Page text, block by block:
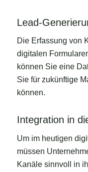
Lead-
Die Erfassung von
digitalen
können Sie eine
Sie für zukünftige
können.
Integration in
Um im heutigen
müssen
Kanäle sinnvoll in